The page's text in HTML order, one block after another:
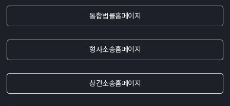
통합법률홈페이지
형사소송홈페이지
상간소송홈페이지